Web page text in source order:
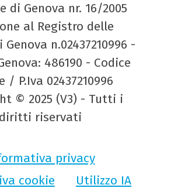
di Genova nr. 16/2005
al Registro delle
n.02437210996 -
486190 - Codice
/ P.Iva 02437210996
© 2025 (V3) - Tutti i
diritti riservati
privacy
cookie
Utilizzo IA